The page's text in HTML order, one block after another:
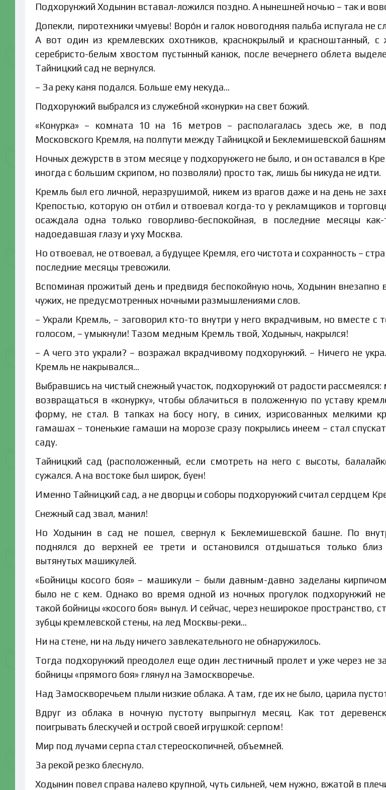
Подхорунжий Ходынин вставал-ложился поздно. А нынешней ночью – так и
Допекли, пиротехники чмуевы! Воро́н и галок новогодняя пальба испугала не
А вот один из кремлевских охотников, краснокрылый и красноштанный,
серебристо-белым хвостом пустынный канюк, после вечернего облета
Тайницкий сад не вернулся.
– За реку каня подался. Больше ему некуда…
Подхорунжий выбрался из служебной «конурки» на свет божий.
«Конурка» – комната 10 на 16 метров – располагалась здесь же, в
Московского Кремля, на полпути между Тайницкой и Беклемишевской
Ночных дежурств в этом месяце у подхорунжего не было, и он оставался в
иногда с большим скрипом, но позволяли) просто так, лишь бы никуда не идти.
Кремль был его личной, неразрушимой, никем из врагов даже и на день не
Крепостью, которую он отбил и отвоевал когда-то у рекламщиков и
осаждала одна только говорливо-беспокойная, в последние месяцы как-
надоедавшая глазу и уху Москва.
Но отвоевал, не отвоевал, а будущее Кремля, его чистота и сохранность –
последние месяцы тревожили.
Вспоминая прожитый день и предвидя беспокойную ночь, Ходынин внезапно
чужих, не предусмотренных ночными размышлениями слов.
– Украли Кремль, – заговорил кто-то внутри у него вкрадчивым, но вместе с
голосом, – умыкнули! Тазом медным Кремль твой, Ходыныч, накрылся!
– А чего это украли? – возражал вкрадчивому подхорунжий. – Ничего не
Кремль не накрывался…
Выбравшись на чистый снежный участок, подхорунжий от радости
возвращаться в «конурку», чтобы облачиться в положенную по уставу
форму, не стал. В тапках на босу ногу, в синих, изрисованных мелкими
гамашах – тоненькие гамаши на морозе сразу покрылись инеем – стал
саду.
Тайницкий сад (расположенный, если смотреть на него с высоты,
сужался. А на востоке был широк, буен!
Именно Тайницкий сад, а не дворцы и соборы подхорунжий считал сердцем
Снежный сад звал, манил!
Но Ходынин в сад не пошел, свернул к Беклемишевской башне. По
поднялся до верхней ее трети и остановился отдышаться только близ
вытянутых машикулей.
«Бойницы косого боя» – машикули – были давным-давно заделаны
было не с кем. Однако во время одной из ночных прогулок подхорунжий
такой бойницы «косого боя» вынул. И сейчас, через неширокое пространство,
зубцы кремлевской стены, на лед Москвы-реки…
Ни на стене, ни на льду ничего завлекательного не обнаружилось.
Тогда подхорунжий преодолел еще один лестничный пролет и уже через не
бойницы «прямого боя» глянул на Замоскворечье.
Над Замоскворечьем плыли низкие облака. А там, где их не было, царила
Вдруг из облака в ночную пустоту выпрыгнул месяц. Как тот
поигрывать блескучей и острой своей игрушкой: серпом!
Мир под лучами серпа стал стереоскопичней, объемней.
За рекой резко блеснуло.
Ходынин повел справа налево крупной, чуть сильней, чем нужно, вжатой в